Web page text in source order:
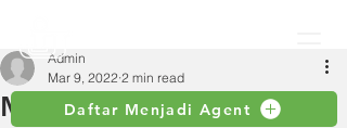
Daftar Menjadi Agent
Memahami Proses
Admin
Mar 9, 2022 2 min read